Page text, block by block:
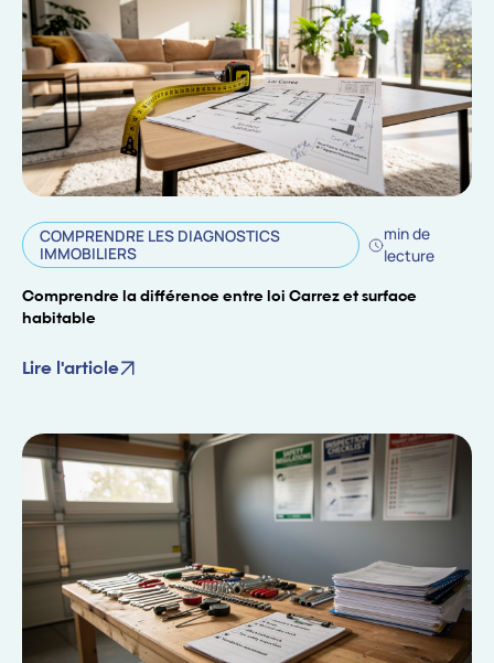
COMPRENDRE LES DIAGNOSTICS
IMMOBILIERS
min de
lecture
Comprendre la différence entre loi Carrez et surface
habitable
Lire l'article